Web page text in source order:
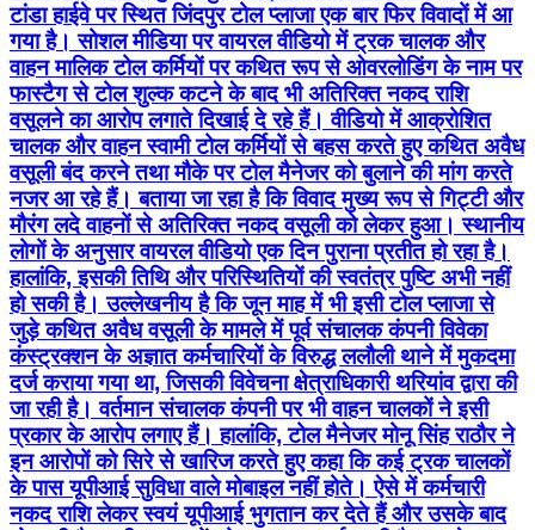
टांडा हाईवे पर स्थित जिंदपुर टोल प्लाजा एक बार फिर विवादों में आ
गया है। सोशल मीडिया पर वायरल वीडियो में ट्रक चालक और
वाहन मालिक टोल कर्मियों पर कथित रूप से ओवरलोडिंग के नाम पर
फास्टैग से टोल शुल्क कटने के बाद भी अतिरिक्त नकद राशि
वसूलने का आरोप लगाते दिखाई दे रहे हैं। वीडियो में आक्रोशित
चालक और वाहन स्वामी टोल कर्मियों से बहस करते हुए कथित अवैध
वसूली बंद करने तथा मौके पर टोल मैनेजर को बुलाने की मांग करते
नजर आ रहे हैं। बताया जा रहा है कि विवाद मुख्य रूप से गिट्टी और
मौरंग लदे वाहनों से अतिरिक्त नकद वसूली को लेकर हुआ। स्थानीय
लोगों के अनुसार वायरल वीडियो एक दिन पुराना प्रतीत हो रहा है।
हालांकि, इसकी तिथि और परिस्थितियों की स्वतंत्र पुष्टि अभी नहीं
हो सकी है। उल्लेखनीय है कि जून माह में भी इसी टोल प्लाजा से
जुड़े कथित अवैध वसूली के मामले में पूर्व संचालक कंपनी विवेका
कंस्ट्रक्शन के अज्ञात कर्मचारियों के विरुद्ध ललौली थाने में मुकदमा
दर्ज कराया गया था, जिसकी विवेचना क्षेत्राधिकारी थरियांव द्वारा की
जा रही है। वर्तमान संचालक कंपनी पर भी वाहन चालकों ने इसी
प्रकार के आरोप लगाए हैं। हालांकि, टोल मैनेजर मोनू सिंह राठौर ने
इन आरोपों को सिरे से खारिज करते हुए कहा कि कई ट्रक चालकों
के पास यूपीआई सुविधा वाले मोबाइल नहीं होते। ऐसे में कर्मचारी
नकद राशि लेकर स्वयं यूपीआई भुगतान कर देते हैं और उसके बाद